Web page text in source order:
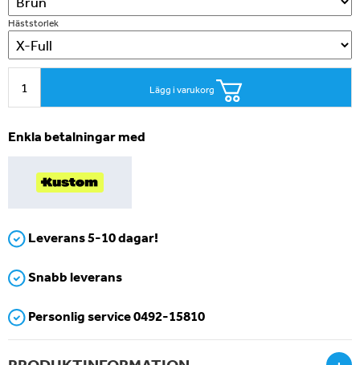
Häststorlek
Lägg i varukorg
Enkla betalningar med
Leverans 5-10 dagar!
Snabb leverans
Personlig service 0492-15810